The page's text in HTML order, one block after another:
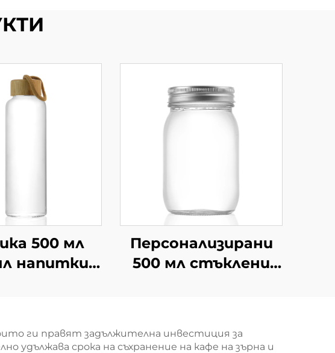
500 мл
напитки
едро
Персонализирани
500 мл стъклени
ги правят задължителна инвестиция за
срока на съхранение на кафе на зърна и